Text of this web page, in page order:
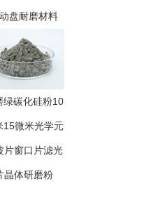
盘耐磨材料
绿碳化硅粉10
15微米光学元
片窗口片滤光
晶体研磨粉